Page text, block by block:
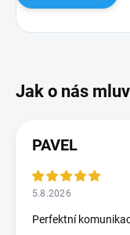
PAVEL
5.8.2026
Perfektní